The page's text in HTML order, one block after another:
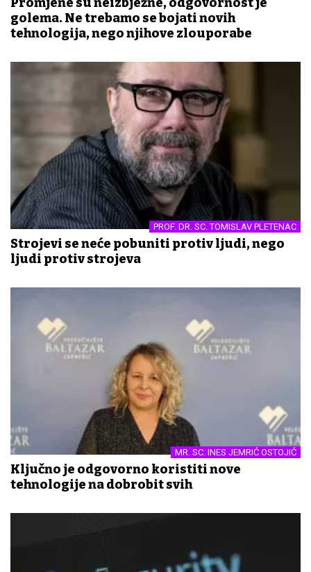
golema. Ne trebamo se bojati novih
tehnologija, nego njihove zlouporabe
PROF. DR. SC. TOMISLAV PLETENAC
Strojevi se neće pobuniti protiv ljudi, nego
ljudi protiv strojeva
MR. SC. INES JEMRIĆ OSTOJIĆ
Ključno je odgovorno koristiti nove
tehnologije na dobrobit svih